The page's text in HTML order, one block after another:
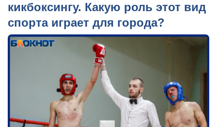
кикбоксингу. Какую роль этот вид
спорта играет для города?